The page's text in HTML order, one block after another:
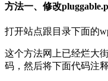
方法一、修改
打开站点跟目录下面的
这个方法网上已经烂大
码，然后将下面代码注